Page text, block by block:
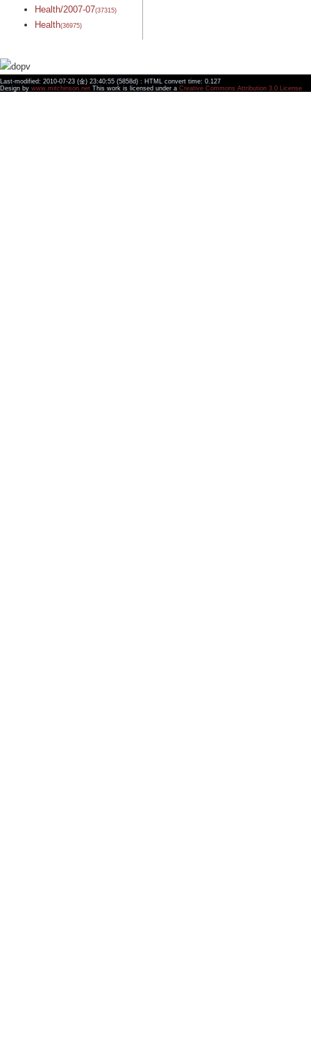
Health/2007-07(37315)
Health(36975)
Last-modified: 2010-07-23 (金) 23:40:55 (5858d) : HTML convert time: 0.127
Design by www.mitchinson.net This work is licensed under a Creative Commons Attribution 3.0 License